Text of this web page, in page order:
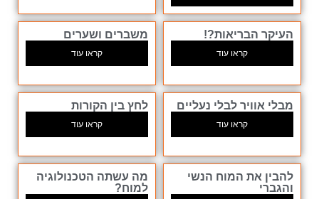
העיקר הבריאות?!
קראו עוד
משברים ושערים
קראו עוד
מבלי אוויר לבלי נעליים
קראו עוד
לחץ בין הקורות
קראו עוד
להבין את המוח הנשי
והגברי
מה עשתה הטכנולוגיה
למוח?